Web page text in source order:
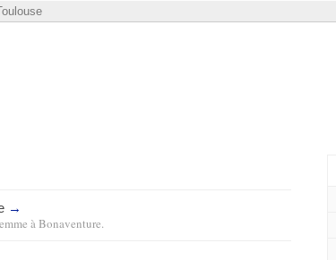
→
àBonaventure.